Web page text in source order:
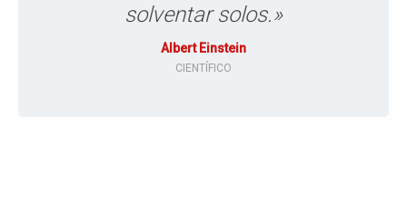
solventar solos.»
Albert Einstein
CIENTÍFICO